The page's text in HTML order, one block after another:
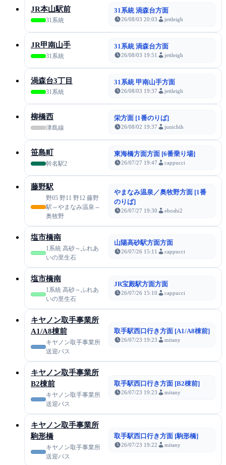
JR本山駅前
31系統
31系統 渦森台方面
26/08/03 20:03 jettleigh
JR甲南山手
31系統
31系統 渦森台方面
26/08/03 19:51 jettleigh
渦森台3丁目
31系統
31系統 甲南山手方面
26/08/03 19:37 jettleigh
柳橋西
津島線
栄方面 [1番のりば]
26/08/02 19:37 junichih
笹島町
幹名駅2
東海橋方面方面 [6番乗り場]
26/07/27 19:47 cappucci
藤野駅
野05 野11 野12 藤野
駅⇔やまなみ温泉⇔
奥牧野
やまなみ温泉／奥牧野方面 [1番
のりば]
26/07/27 19:30 eboshi2
塩市橋南
1系統 高砂～ふれあ
いの里生石
山陽高砂駅方面方面
26/07/26 15:11 cappucci
塩市橋南
1系統 高砂～ふれあ
いの里生石
JR宝殿駅方面方面
26/07/26 15:10 cappucci
キヤノン取手事業所
A1/A8棟前
キヤノン取手事業所
送迎バス
取手駅西口行き方面 [A1/A8棟前]
26/07/23 19:23 mitany
キヤノン取手事業所
B2棟前
キヤノン取手事業所
送迎バス
取手駅西口行き方面 [B2棟前]
26/07/23 19:23 mitany
キヤノン取手事業所
駒形橋
キヤノン取手事業所
送迎バス
取手駅西口行き方面 [駒形橋]
26/07/23 19:22 mitany